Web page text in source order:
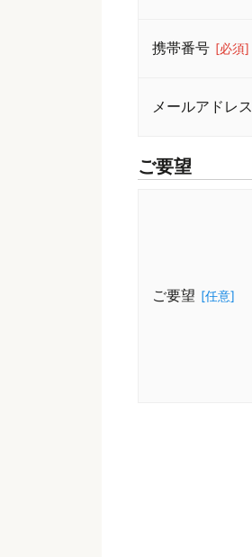
携帯番号 [必須]
メールアドレス
ご要望
ご要望 [任意]